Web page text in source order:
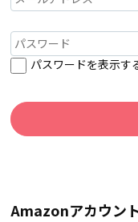
パスワードを表示す
Amazonアカウン